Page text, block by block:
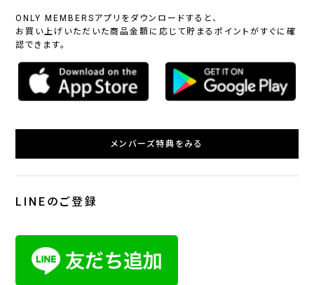
ONLY MEMBERSアプリをダウンロードすると、
お買い上げいただいた商品金額に応じて貯まるポイントがすぐに確
認できます。
メンバーズ特典をみる
LINEのご登録